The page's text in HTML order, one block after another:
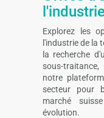
Explorez les
l'industrie de la
la recherche
sous-
notre
secteur pour
marché
évolution.